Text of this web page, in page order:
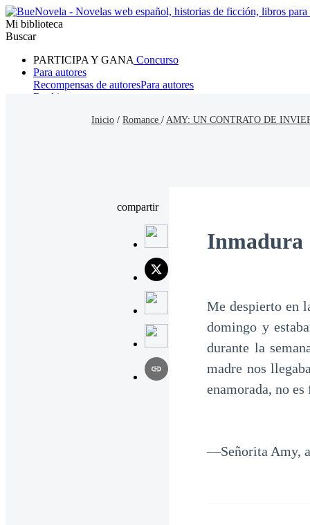
Mi biblioteca
Buscar
PARTICIPA Y GANA Concurso
Para autores
Recompensas de autoresPara autores
Ranking
Inicio / Romance / AMY: UN CONTRATO DE
compartir
Inmadura
Me despierto en
domingo y
durante la
madre nos
enamorada, no
—Señorita Amy,